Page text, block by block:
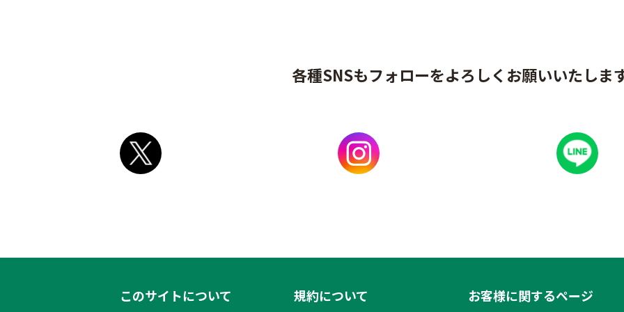
各種SNSもフォローをよろしくお願いいたしま
このサイトについて 規約について お客様に関するページ